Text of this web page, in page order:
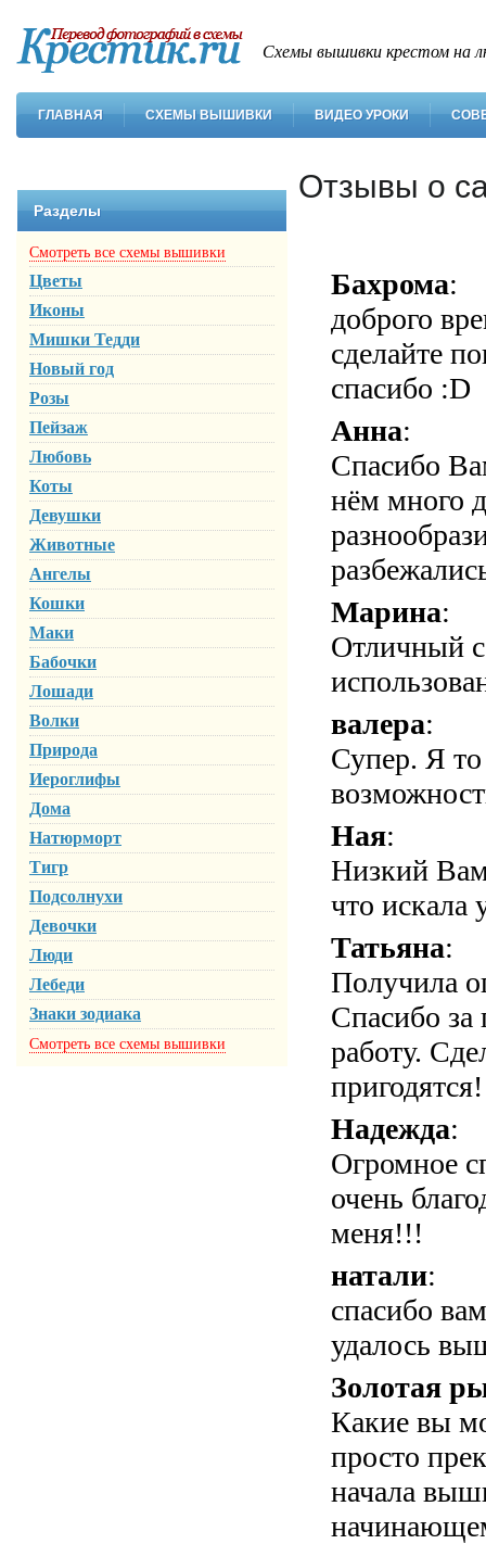
Схемы вышивки крестом на
ГЛАВНАЯ СХЕМЫ ВЫШИВКИ ВИДЕО УРОКИ
Разделы
Смотреть все схемы вышивки
Цветы
Иконы
Мишки Тедди
Новый год
Розы
Пейзаж
Любовь
Коты
Девушки
Животные
Ангелы
Кошки
Маки
Бабочки
Лошади
Волки
Природа
Иероглифы
Дома
Натюрморт
Тигр
Подсолнухи
Девочки
Люди
Лебеди
Знаки зодиака
Смотреть все схемы вышивки
Отзывы о
Бахрома:
доброго
сделайте
спасибо :D
Анна:
Спасибо
нём много
Марина:
Отличный
валера:
Супер. Я то
Ная:
Низкий
что искала
Татьяна:
Получила
Спасибо
работу.
пригодятся!
Надежда:
Огромное
очень
меня!!!
натали:
спасибо
удалось
Золотая
Какие вы
просто
начала